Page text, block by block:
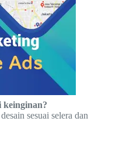
keinginan?
sesuai selera dan